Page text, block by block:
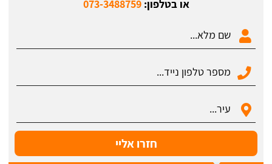
או בטלפון:073-3488759